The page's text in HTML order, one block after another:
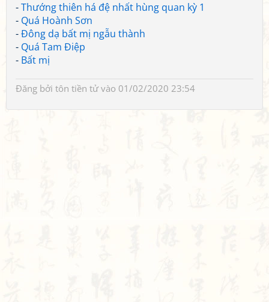
-Thướng thiên há đệ nhất hùng quan kỳ 1
- Quá Hoành Sơn
-Đông dạ bất mị ngẫu thành
- Quá Tam Điệp
- Bất mị
Đăng bởi tôn tiền tửvào 01/02/2020 23:54